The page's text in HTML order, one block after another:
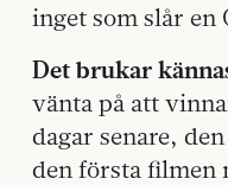
inget som slår en
Det brukar
vänta på att
dagar senare,
den första filmen